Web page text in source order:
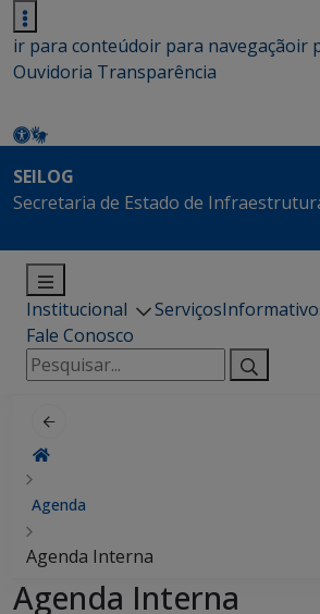
ir para conteúdoir para navegaçãoir
Ouvidoria Transparência
SEILOG
Secretaria de Estado de
Institucional Serviços
Fale Conosco
Pesquisar
por:
Agenda
Agenda Interna
Agenda Interna